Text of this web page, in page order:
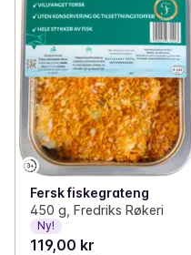
Fersk fiskegrateng
450 g, Fredriks Røkeri
Ny!
119,00 kr